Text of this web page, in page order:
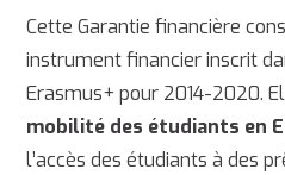
Cette Garantie financière
instrument financier inscrit
Erasmus+ pour 2014-2020.
mobilité des étudiants en
l’accès des étudiants à des